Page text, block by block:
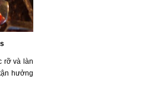
rỡ và làn
hưởng